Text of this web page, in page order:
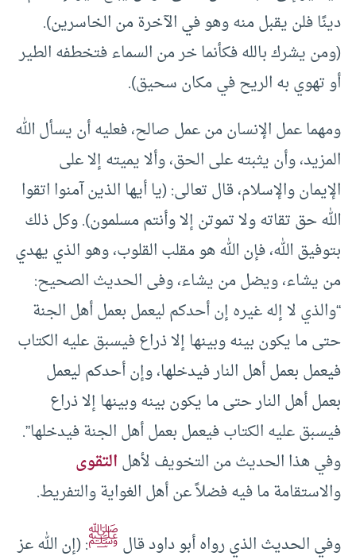
دينًا فلن يقبل منه وهو في الآخرة من الخاسرين).
(ومن يشرك بالله فكأنما خر من السماء فتخطفه الطير
أو تهوي به الريح في مكان سحيق).
ومهما عمل الإنسان من عمل صالح، فعليه أن يسأل الله
المزيد، وأن يثبته على الحق، وألا يميته إلا على
الإيمان والإسلام، قال تعالى: (يا أيها الذين آمنوا اتقوا
الله حق تقاته ولا تموتن إلا وأنتم مسلمون). وكل ذلك
بتوفيق الله، فإن الله هو مقلب القلوب، وهو الذي يهدي
من يشاء، ويضل من يشاء، وفى الحديث الصحيح:
“والذي لا إله غيره إن أحدكم ليعمل بعمل أهل الجنة
حتى ما يكون بينه وبينها إلا ذراع فيسبق عليه الكتاب
فيعمل بعمل أهل النار فيدخلها، وإن أحدكم ليعمل
بعمل أهل النار حتى ما يكون بينه وبينها إلا ذراع
فيسبق عليه الكتاب فيعمل بعمل أهل الجنة فيدخلها”.
وفي هذا الحديث من التخويف لأهلالتقوى
والاستقامة ما فيه فضلاً عن أهل الغواية والتفريط.
وفي الحديث الذي رواه أبو داود قالﷺ: (إن الله عز